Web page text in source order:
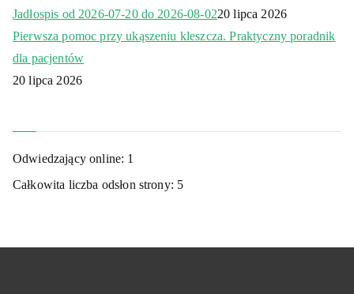
Jadłospis od 2026-07-20 do 2026-08-0220 lipca 2026
Pierwsza pomoc przy ukąszeniu kleszcza. Praktyczny poradnik
dla pacjentów
20 lipca 2026
Odwiedzający online: 1
Całkowita liczba odsłon strony: 5